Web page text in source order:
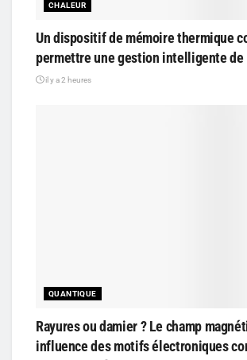
CHALEUR
Un dispositif de mémoire thermique
permettre une gestion intelligente de
il y a 2 heures
QUANTIQUE
Rayures ou damier ? Le champ
influence des motifs électroniques